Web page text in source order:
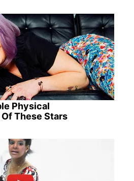
Physical
These Stars